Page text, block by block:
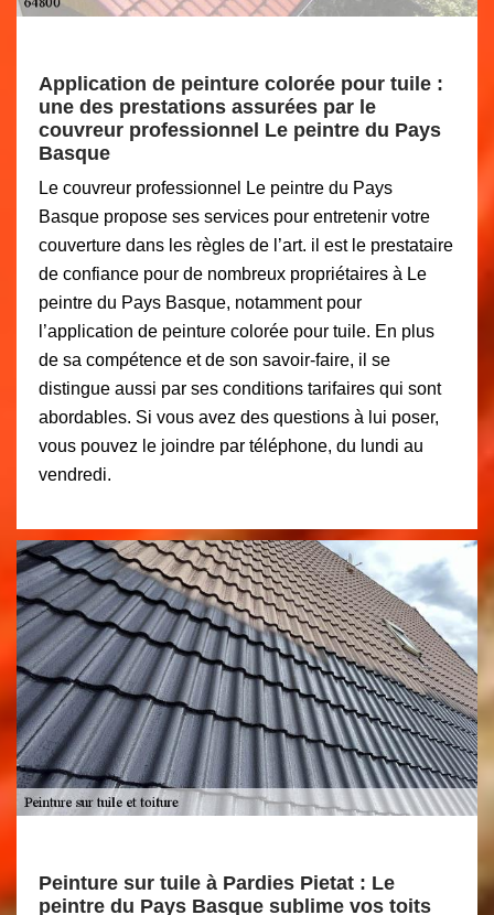
Application de peinture colorée pour tuile :
une des prestations assurées par le
couvreur professionnel Le peintre du Pays
Basque
Le couvreur professionnel Le peintre du Pays
Basque propose ses services pour entretenir votre
couverture dans les règles de l’art. il est le prestataire
de confiance pour de nombreux propriétaires à Le
peintre du Pays Basque, notamment pour
l’application de peinture colorée pour tuile. En plus
de sa compétence et de son savoir-faire, il se
distingue aussi par ses conditions tarifaires qui sont
abordables. Si vous avez des questions à lui poser,
vous pouvez le joindre par téléphone, du lundi au
vendredi.
Peinture sur tuile à Pardies Pietat : Le
peintre du Pays Basque sublime vos toits